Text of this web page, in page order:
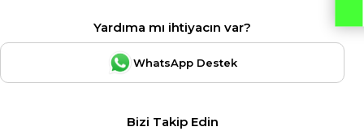
Yardıma mı ihtiyacın var?
WhatsApp Destek
Bizi Takip Edin